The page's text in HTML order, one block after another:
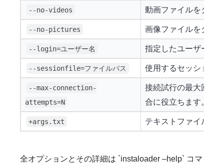
--no-videos 動画ファイルをダウ
--no-pictures 画像ファイルをダウ
--login=ユーザー名 指定したユーザー名
--sessionfile=ファイルパス 使用するセッション
--max-connection-
attempts=N
接続試行の最大回数
合に役立ちます。
+args.txt テキストファイルか
全オプションとその詳細は `instaloader –help` コマ